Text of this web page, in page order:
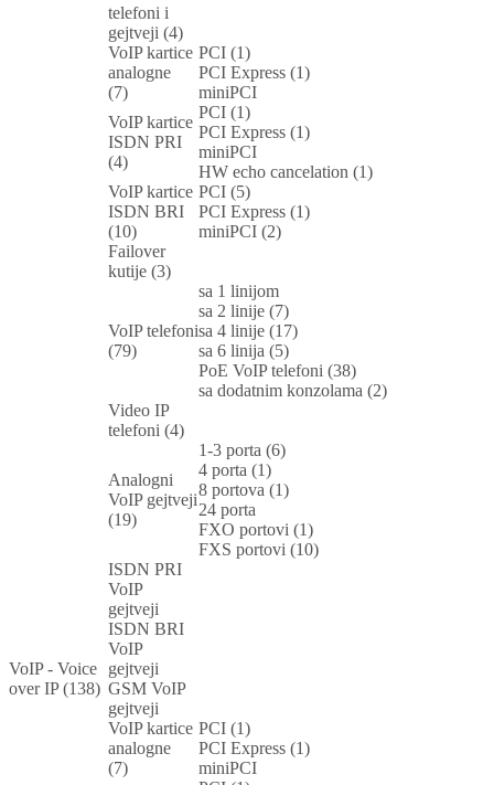
telefoni i
gejtveji (4)
VoIP kartice
analogne
(7)
PCI (1)
PCI Express (1)
miniPCI
VoIP kartice
ISDN PRI
(4)
PCI (1)
PCI Express (1)
miniPCI
HW echo cancelation (1)
VoIP kartice
ISDN BRI
(10)
PCI (5)
PCI Express (1)
miniPCI (2)
Failover
kutije (3)
VoIP - Voice
over IP (138)
VoIP telefoni
(79)
sa 1 linijom
sa 2 linije (7)
sa 4 linije (17)
sa 6 linija (5)
PoE VoIP telefoni (38)
sa dodatnim konzolama (2)
Video IP
telefoni (4)
Analogni
VoIP gejtveji
(19)
1-3 porta (6)
4 porta (1)
8 portova (1)
24 porta
FXO portovi (1)
FXS portovi (10)
ISDN PRI
VoIP
gejtveji
ISDN BRI
VoIP
gejtveji
GSM VoIP
gejtveji
VoIP kartice
analogne
(7)
PCI (1)
PCI Express (1)
miniPCI